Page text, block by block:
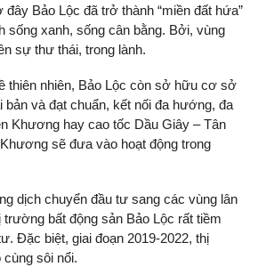
đây Bảo Lộc đã trở thành “miền đất hứa”
sống xanh, sống cân bằng. Bởi, vùng
sự thư thái, trong lành.
thiên nhiên, Bảo Lộc còn sở hữu cơ sở
bản và đạt chuẩn, kết nối đa hướng, đa
Khương hay cao tốc Dầu Giây – Tân
sẽ đưa vào hoạt động trong
dịch chuyển đầu tư sang các vùng lân
bất động sản Bảo Lộc rất tiềm
Đặc biệt, giai đoạn 2019-2022, thị
sôi nổi.